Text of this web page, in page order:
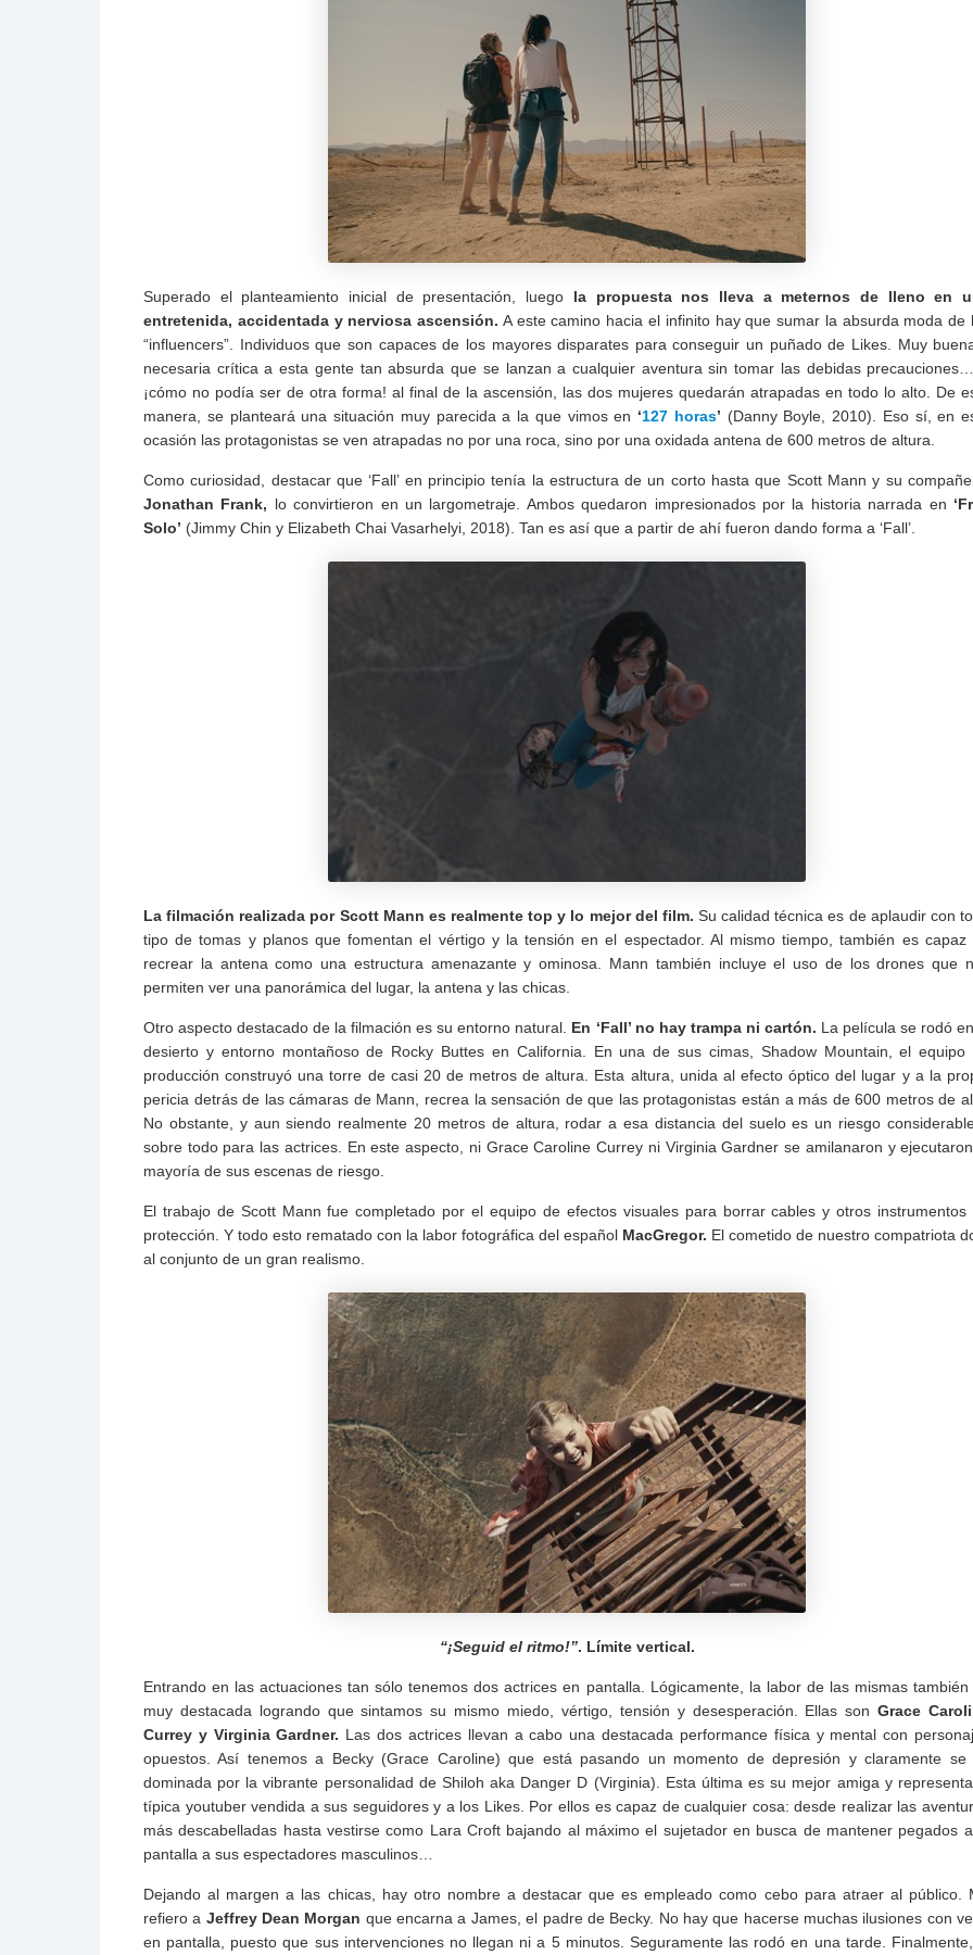
Superado el planteamiento inicial de presentación, luego la propuesta nos lleva a meternos de lleno en
entretenida, accidentada y nerviosa ascensión. A este camino hacia el infinito hay que sumar la absurda moda de
“influencers”. Individuos que son capaces de los mayores disparates para conseguir un puñado de Likes. Muy
necesaria crítica a esta gente tan absurda que se lanzan a cualquier aventura sin tomar las debidas
¡cómo no podía ser de otra forma! al final de la ascensión, las dos mujeres quedarán atrapadas en todo lo alto. De
manera, se planteará una situación muy parecida a la que vimos en ‘127 horas’ (Danny Boyle, 2010). Eso sí, en
ocasión las protagonistas se ven atrapadas no por una roca, sino por una oxidada antena de 600 metros de altura.
Como curiosidad, destacar que ‘Fall’ en principio tenía la estructura de un corto hasta que Scott Mann y su
Jonathan Frank, lo convirtieron en un largometraje. Ambos quedaron impresionados por la historia narrada en
Solo’ (Jimmy Chin y Elizabeth Chai Vasarhelyi, 2018). Tan es así que a partir de ahí fueron dando forma a ‘Fall’.
La filmación realizada por Scott Mann es realmente top y lo mejor del film. Su calidad técnica es de aplaudir con
tipo de tomas y planos que fomentan el vértigo y la tensión en el espectador. Al mismo tiempo, también es capaz
recrear la antena como una estructura amenazante y ominosa. Mann también incluye el uso de los drones que
permiten ver una panorámica del lugar, la antena y las chicas.
Otro aspecto destacado de la filmación es su entorno natural. En ‘Fall’ no hay trampa ni cartón. La película se rodó
desierto y entorno montañoso de Rocky Buttes en California. En una de sus cimas, Shadow Mountain, el equipo
producción construyó una torre de casi 20 de metros de altura. Esta altura, unida al efecto óptico del lugar y a la
pericia detrás de las cámaras de Mann, recrea la sensación de que las protagonistas están a más de 600 metros de
No obstante, y aun siendo realmente 20 metros de altura, rodar a esa distancia del suelo es un riesgo
sobre todo para las actrices. En este aspecto, ni Grace Caroline Currey ni Virginia Gardner se amilanaron y
mayoría de sus escenas de riesgo.
El trabajo de Scott Mann fue completado por el equipo de efectos visuales para borrar cables y otros instrumentos
protección. Y todo esto rematado con la labor fotográfica del español MacGregor. El cometido de nuestro compatriota
al conjunto de un gran realismo.
“¡Seguid el ritmo!”. Límite vertical.
Entrando en las actuaciones tan sólo tenemos dos actrices en pantalla. Lógicamente, la labor de las mismas también
muy destacada logrando que sintamos su mismo miedo, vértigo, tensión y desesperación. Ellas sonGrace
Currey y Virginia Gardner. Las dos actrices llevan a cabo una destacada performance física y mental con
opuestos. Así tenemos a Becky (Grace Caroline) que está pasando un momento de depresión y claramente se
dominada por la vibrante personalidad de Shiloh aka Danger D (Virginia). Esta última es su mejor amiga y
típica youtuber vendida a sus seguidores y a los Likes. Por ellos es capaz de cualquier cosa: desde realizar las
más descabelladas hasta vestirse como Lara Croft bajando al máximo el sujetador en busca de mantener pegados
pantalla a sus espectadores masculinos…
Dejando al margen a las chicas, hay otro nombre a destacar que es empleado como cebo para atraer al público.
refiero a Jeffrey Dean Morgan que encarna a James, el padre de Becky. No hay que hacerse muchas ilusiones con
en pantalla, puesto que sus intervenciones no llegan ni a 5 minutos. Seguramente las rodó en una tarde.